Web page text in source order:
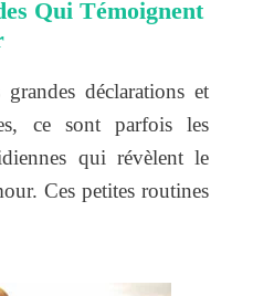
Qui Témoignent
déclarations et
ce sont parfois les
qui révèlent le
Ces petites routines